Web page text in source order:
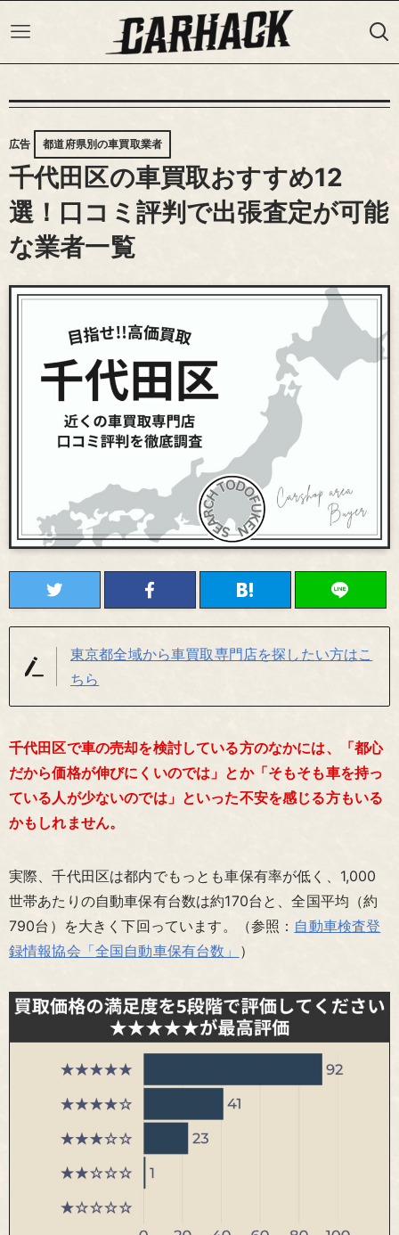
広告 都道府県別の車買取業者
千代田区の車買取おすすめ12
選！口コミ評判で出張査定が可能
な業者一覧
東京都全域から車買取専門店を探したい方はこ
ちら
千代田区で車の売却を検討している方のなかには、「都心
だから価格が伸びにくいのでは」とか「そもそも車を持っ
ている人が少ないのでは」といった不安を感じる方もいる
かもしれません。
実際、千代田区は都内でもっとも車保有率が低く、1,000
世帯あたりの自動車保有台数は約170台と、全国平均（約
790台）を大きく下回っています。（参照： 自動車検査登
録情報協会「全国自動車保有台数」 ）